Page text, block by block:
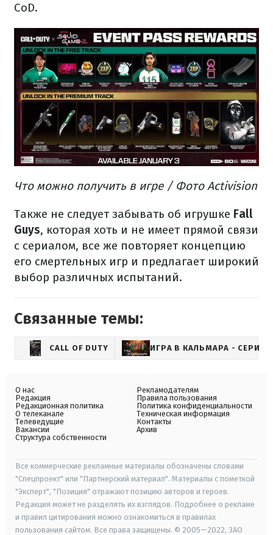
CoD.
Что можно получить в игре / Фото Activision
Также не следует забывать об игрушке Fall
Guys, которая хоть и не имеет прямой связи
с сериалом, все же повторяет концепцию
его смертельных игр и предлагает широкий
выбор различных испытаний.
Связанные темы:
CALL OF DUTY ИГРА В КАЛЬМАРА - СЕРИАЛ
О нас
Редакция
Редакционная политика
О телеканале
Телеведущие
Вакансии
Структура собственности
Рекламодателям
Правила пользования
Политика конфиденциальности
Техническая информация
Контакты
Архив
Все коммерческие рекламные материалы обозначены словами
"Спецпроект" или "Партнерский материал". Материалы с пометкой
"Эксперт", "Позиция" отражают позицию авторов и героев.
Редакция может не разделять их взглядов. Подробнее о рекламе
и правил цитирования можно ознакомиться в правилах
пользования сайтом. Все права защищены. © 2005—2022, ЗАО